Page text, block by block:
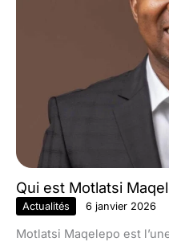
Qui est Motlatsi
Actualités 6 janvier 2026
Motlatsi Maqelepo est